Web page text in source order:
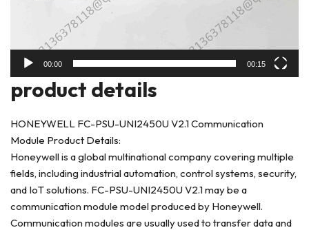
00:00 00:15
product details
HONEYWELL FC-PSU-UNI2450U V2.1 Communication
Module Product Details:
Honeywell is a global multinational company covering multiple
fields, including industrial automation, control systems, security,
and IoT solutions. FC-PSU-UNI2450U V2.1 may be a
communication module model produced by Honeywell.
Communication modules are usually used to transfer data and